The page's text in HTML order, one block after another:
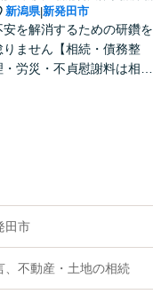
新潟県|新発田市
安を解消するための研鑽を
りません【相続・債務整
・労災・不貞慰謝料は相談
田市
、不動産・土地の相続